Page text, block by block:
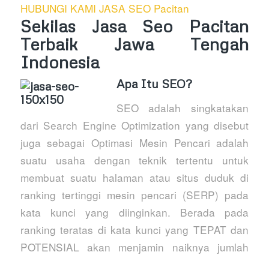
HUBUNGI KAMI JASA SEO Pacitan
Sekilas Jasa Seo Pacitan
Terbaik Jawa Tengah
Indonesia
Apa Itu SEO?
SEO adalah singkatakan
dari Search Engine Optimization yang disebut
juga sebagai Optimasi Mesin Pencari adalah
suatu usaha dengan teknik tertentu untuk
membuat suatu halaman atau situs duduk di
ranking tertinggi mesin pencari (SERP) pada
kata kunci yang diinginkan. Berada pada
ranking teratas di kata kunci yang TEPAT dan
POTENSIAL akan menjamin naiknya jumlah